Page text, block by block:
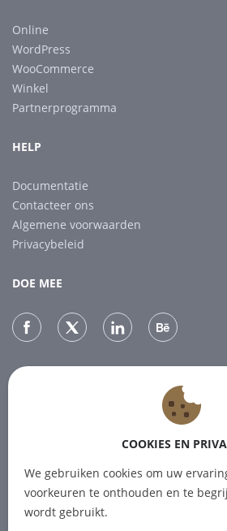
Online
WordPress
WooCommerce
Winkel
Partnerprogramma
HELP
Documentatie
Contacteer ons
Algemene voorwaarden
Privacybeleid
DOE MEE
Abonneer je op onze nieuwsbrief voor
ABONNEREN
COOKIES EN
We gebruiken cookies om uw
voorkeuren te onthouden en te
wordt gebruikt.